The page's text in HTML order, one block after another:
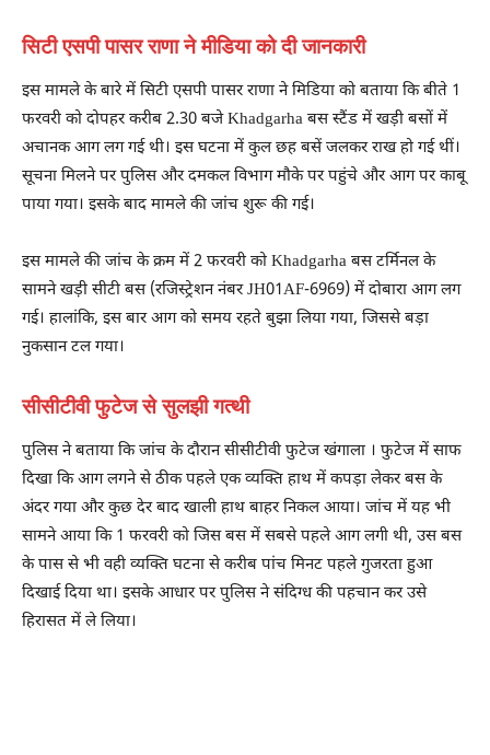
सिटी एसपी पासर राणा ने मीडिया को दी जानकारी
इस मामले के बारे में सिटी एसपी पासर राणा ने मिडिया को बताया कि बीते 1
फरवरी को दोपहर करीब 2.30 बजे Khadgarha बस स्टैंड में खड़ी बसों में
अचानक आग लग गई थी। इस घटना में कुल छह बसें जलकर राख हो गई थीं।
सूचना मिलने पर पुलिस और दमकल विभाग मौके पर पहुंचे और आग पर काबू
पाया गया। इसके बाद मामले की जांच शुरू की गई।
इस मामले की जांच के क्रम में 2 फरवरी को Khadgarha बस टर्मिनल के
सामने खड़ी सीटी बस (रजिस्ट्रेशन नंबर JH01AF-6969) में दोबारा आग लग
गई। हालांकि, इस बार आग को समय रहते बुझा लिया गया, जिससे बड़ा
नुकसान टल गया।
सीसीटीवी फुटेज से सुलझी गत्थी
पुलिस ने बताया कि जांच के दौरान सीसीटीवी फुटेज खंगाला । फुटेज में साफ
दिखा कि आग लगने से ठीक पहले एक व्यक्ति हाथ में कपड़ा लेकर बस के
अंदर गया और कुछ देर बाद खाली हाथ बाहर निकल आया। जांच में यह भी
सामने आया कि 1 फरवरी को जिस बस में सबसे पहले आग लगी थी, उस बस
के पास से भी वही व्यक्ति घटना से करीब पांच मिनट पहले गुजरता हुआ
दिखाई दिया था। इसके आधार पर पुलिस ने संदिग्ध की पहचान कर उसे
हिरासत में ले लिया।